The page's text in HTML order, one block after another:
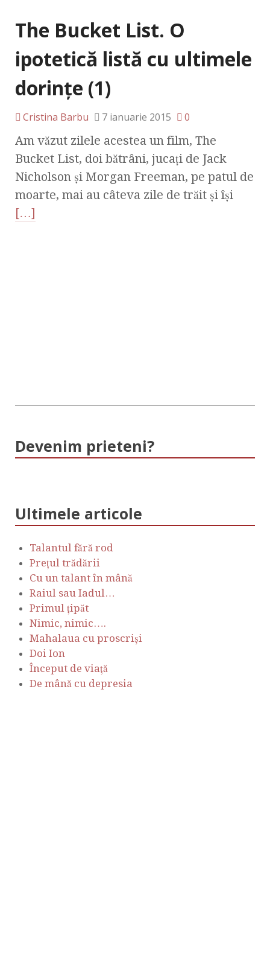
The Bucket List. O
ipotetică listă cu ultimele
dorinţe (1)
Cristina Barbu 7 ianuarie 2015 0
Am văzut zilele acestea un film, The
Bucket List, doi bătrâni, jucați de Jack
Nicholson și Morgan Freeman, pe patul de
moarte, mai au câteva zile de trăit și își
[…]
Devenim prieteni?
Ultimele articole
Talantul fără rod
Prețul trădării
Cu un talant în mână
Raiul sau Iadul…
Primul țipăt
Nimic, nimic….
Mahalaua cu proscriși
Doi Ion
Început de viață
De mână cu depresia